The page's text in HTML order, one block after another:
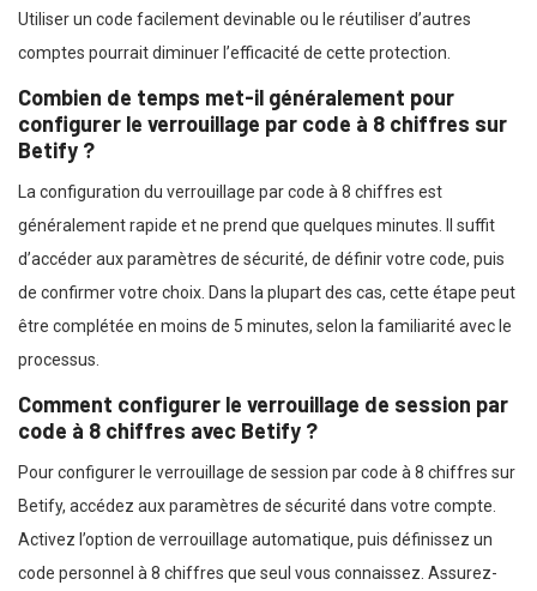
Utiliser un code facilement devinable ou le réutiliser d’autres
comptes pourrait diminuer l’efficacité de cette protection.
Combien de temps met-il généralement pour
configurer le verrouillage par code à 8 chiffres sur
Betify ?
La configuration du verrouillage par code à 8 chiffres est
généralement rapide et ne prend que quelques minutes. Il suffit
d’accéder aux paramètres de sécurité, de définir votre code, puis
de confirmer votre choix. Dans la plupart des cas, cette étape peut
être complétée en moins de 5 minutes, selon la familiarité avec le
processus.
Comment configurer le verrouillage de session par
code à 8 chiffres avec Betify ?
Pour configurer le verrouillage de session par code à 8 chiffres sur
Betify, accédez aux paramètres de sécurité dans votre compte.
Activez l’option de verrouillage automatique, puis définissez un
code personnel à 8 chiffres que seul vous connaissez. Assurez-